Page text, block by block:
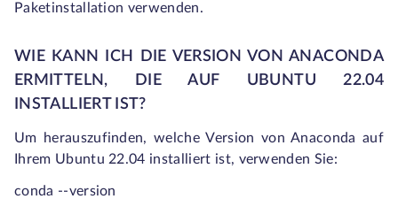
Paketinstallation verwenden.
WIE KANN ICH DIE VERSION VON ANACONDA
ERMITTELN, DIE AUF UBUNTU 22.04
INSTALLIERT IST?
Um herauszufinden, welche Version von Anaconda auf
Ihrem Ubuntu 22.04 installiert ist, verwenden Sie:
conda --version